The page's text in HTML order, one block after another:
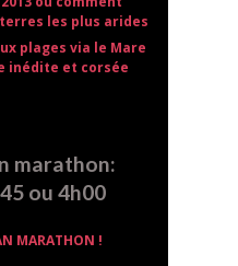
les plus arides
plages via le Mare
inédite et corsée
marathon:
ou 4h00
MARATHON !